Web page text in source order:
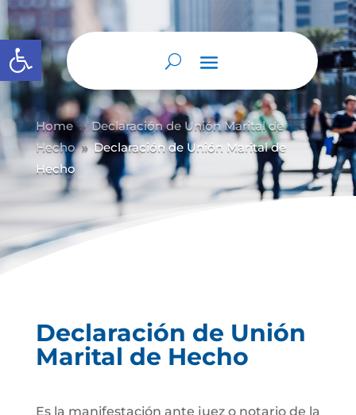
Abrir barra de herramientas
Home 9 Declaración de Unión Marital de
Hecho 9 Declaración de Unión Marital de
Hecho
Declaración de Unión
Marital de Hecho
Es la manifestación ante juez o notario de la